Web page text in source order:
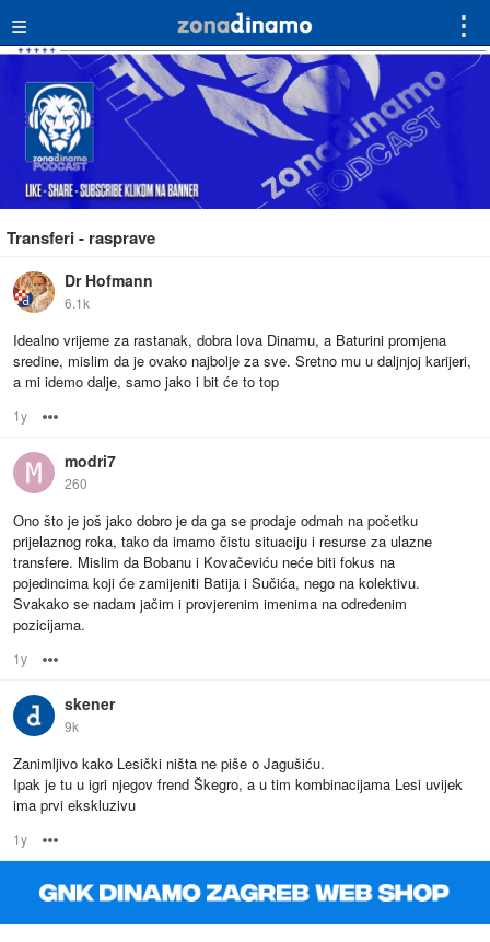
≡ ⋮
Transferi - rasprave
Dr Hofmann
6.1k
Idealno vrijeme za rastanak, dobra lova Dinamu, a Baturini promjena
sredine, mislim da je ovako najbolje za sve. Sretno mu u daljnjoj karijeri,
a mi idemo dalje, samo jako i bit će to top
1y
modri7
260
Ono što je još jako dobro je da ga se prodaje odmah na početku
prijelaznog roka, tako da imamo čistu situaciju i resurse za ulazne
transfere. Mislim da Bobanu i Kovačeviću neće biti fokus na
pojedincima koji će zamijeniti Batija i Sučića, nego na kolektivu.
Svakako se nadam jačim i provjerenim imenima na određenim
pozicijama.
1y
skener
9k
Zanimljivo kako Lesički ništa ne piše o Jagušiću.
Ipak je tu u igri njegov frend Škegro, a u tim kombinacijama Lesi uvijek
ima prvi ekskluzivu
1y